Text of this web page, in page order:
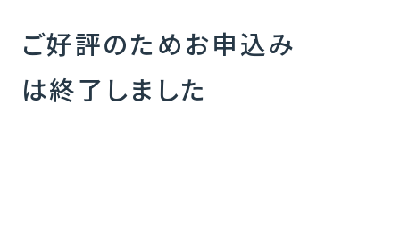
ご好評のためお申込み
は終了しました